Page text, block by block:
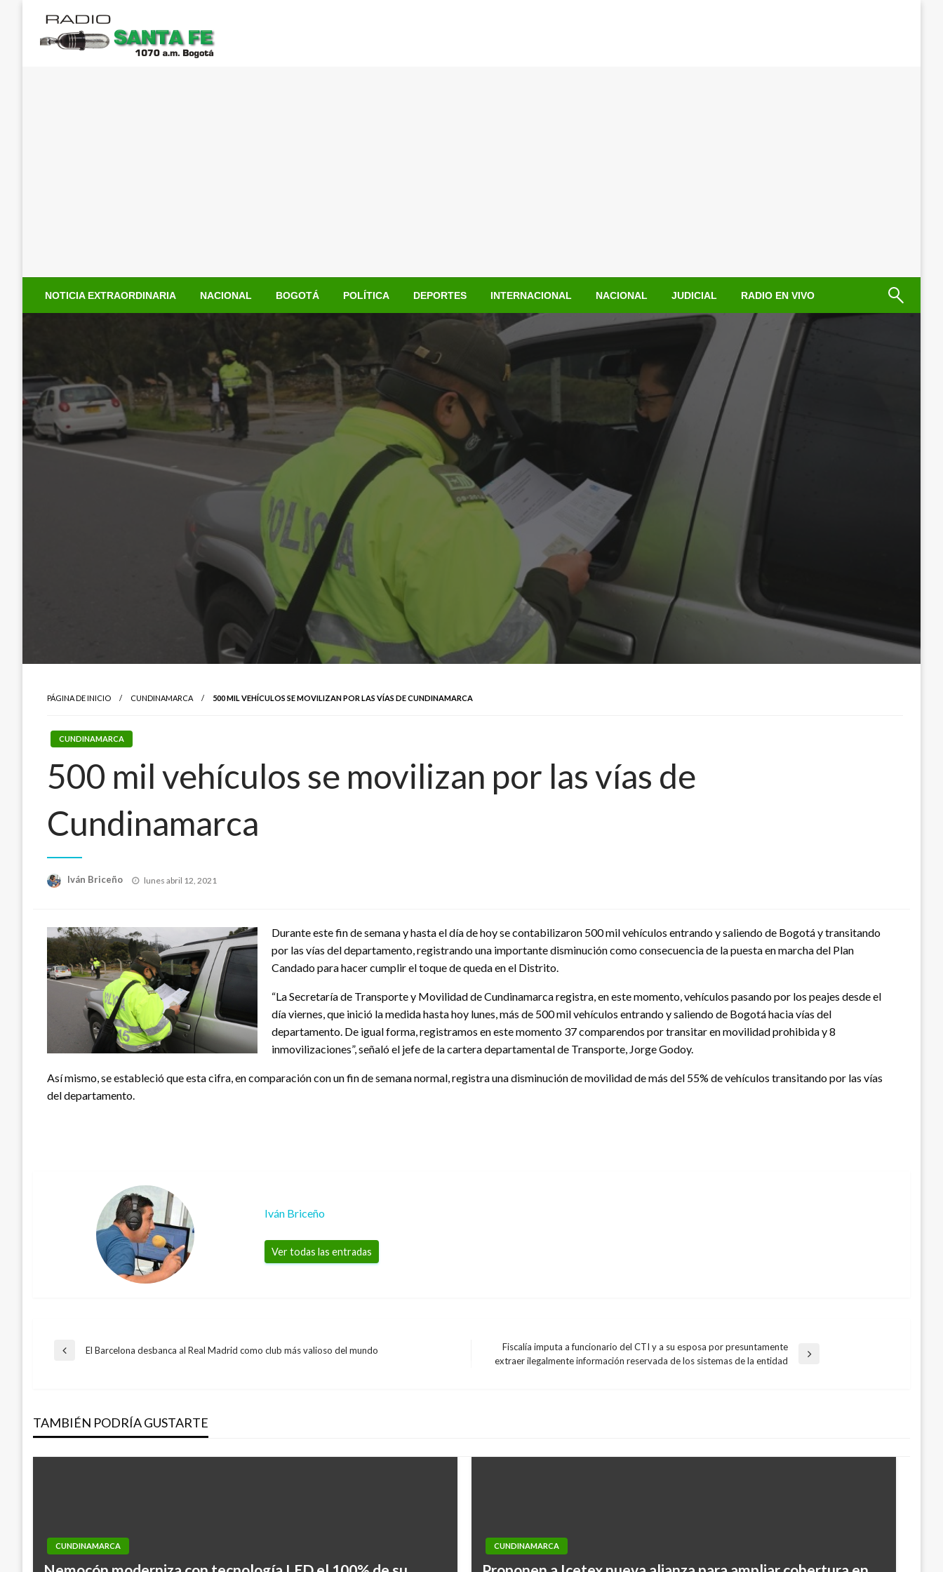
contenido
NOTICIA EXTRAORDINARIA NACIONAL BOGOTÁ POLÍTICA DEPORTES INTERNACIONAL NACIONAL JUDICIAL RADIO EN VIVO
PÁGINA DE INICIO CUNDINAMARCA 500 MIL VEHÍCULOS SE MOVILIZAN POR LAS VÍAS DE CUNDINAMARCA
CUNDINAMARCA
500 mil vehículos se movilizan por las vías de
Cundinamarca
Iván Briceño
Publicado
lunes abril 12, 2021
Durante este fin de semana y hasta el día de hoy se contabilizaron 500 mil vehículos entrando y saliendo de Bogotá y transitando
por las vías del departamento, registrando una importante disminución como consecuencia de la puesta en marcha del Plan
Candado para hacer cumplir el toque de queda en el Distrito.
“La Secretaría de Transporte y Movilidad de Cundinamarca registra, en este momento, vehículos pasando por los peajes desde el
día viernes, que inició la medida hasta hoy lunes, más de 500 mil vehículos entrando y saliendo de Bogotá hacia vías del
departamento. De igual forma, registramos en este momento 37 comparendos por transitar en movilidad prohibida y 8
inmovilizaciones”, señaló el jefe de la cartera departamental de Transporte, Jorge Godoy.
Así mismo, se estableció que esta cifra, en comparación con un fin de semana normal, registra una disminución de movilidad de más del 55% de vehículos transitando por las vías
del departamento.
Iván Briceño
Ver todas las entradas
Navegación
entradas
Entrada
El Barcelona desbanca al Real Madrid como club más valioso del mundo
Entrada
Fiscalía imputa a funcionario del CTI y a su esposa por presuntamente
extraer ilegalmente información reservada de los sistemas de la entidad
TAMBIÉN PODRÍA GUSTARTE
CUNDINAMARCA CUNDINAMARCA